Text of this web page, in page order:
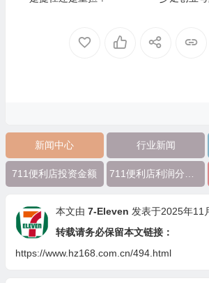
新闻中心 行业新闻
711便利店投资金额 711便利店利润分成模式
本文由 7-Eleven 发表于2025年11
转载请务必保留本文链接：
https://www.hz168.com.cn/494.html